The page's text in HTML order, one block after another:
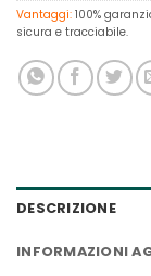
Vantaggi: 100%
sicura e tracciabile.
DESCRIZIONE
INFORMAZIONI